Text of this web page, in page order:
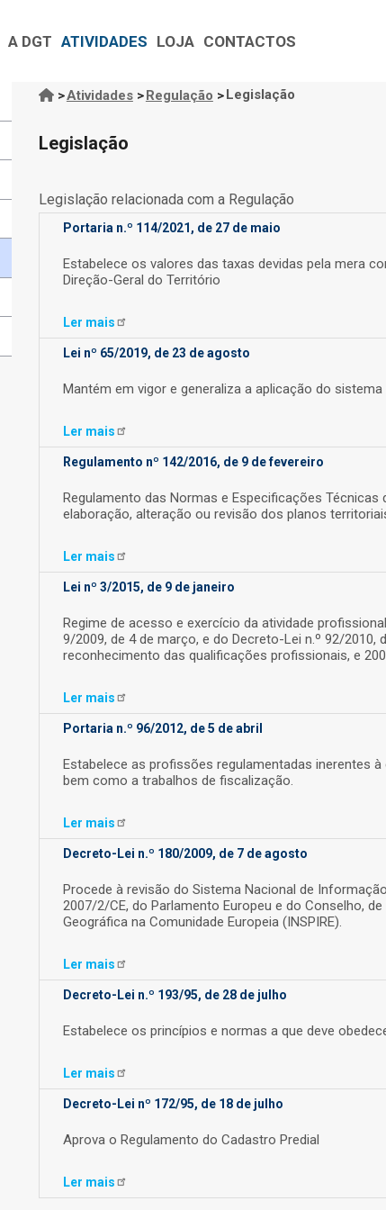
A DGT ATIVIDADES LOJA CONTACTOS
Navegação
estrutural
>Atividades>Regulação >Legislação
Legislação
Legislação relacionada com a Regulação
Portaria n.º 114/2021, de 27 de maio
Estabelece os valores das taxas devidas pela mera
Direção-Geral do Território
Ler mais
Lei nº 65/2019, de 23 de agosto
Mantém em vigor e generaliza a aplicação do
Ler mais
Regulamento nº 142/2016, de 9 de fevereiro
Regulamento das Normas e Especificações
elaboração, alteração ou revisão dos planos
Ler mais
Lei nº 3/2015, de 9 de janeiro
Regime de acesso e exercício da atividade
9/2009, de 4 de março, e do Decreto-Lei n.º 92/2010,
reconhecimento das qualificações profissionais, e
Ler mais
Portaria n.º 96/2012, de 5 de abril
Estabelece as profissões regulamentadas inerentes
bem como a trabalhos de fiscalização.
Ler mais
Decreto-Lei n.º 180/2009, de 7 de agosto
Procede à revisão do Sistema Nacional de
2007/2/CE, do Parlamento Europeu e do Conselho,
Geográfica na Comunidade Europeia (INSPIRE).
Ler mais
Decreto-Lei n.º 193/95, de 28 de julho
Estabelece os princípios e normas a que deve
Ler mais
Decreto-Lei nº 172/95, de 18 de julho
Aprova o Regulamento do Cadastro Predial
Ler mais